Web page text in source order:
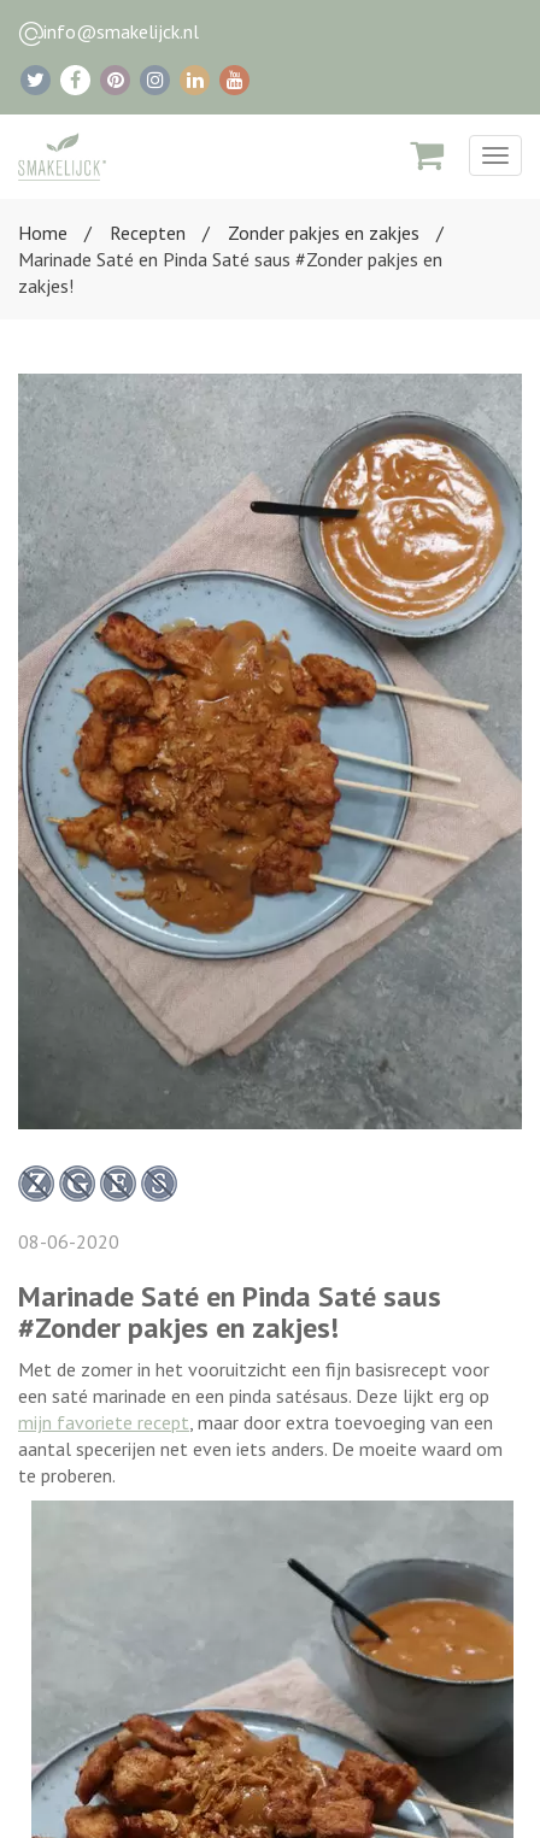
info@smakelijck.nl
Home
Recepten
Zonder pakjes en zakjes
Marinade Saté en Pinda Saté saus #Zonder pakjes en
zakjes!
08-06-2020
Marinade Saté en Pinda Saté saus
#Zonder pakjes en zakjes!
Met de zomer in het vooruitzicht een fijn basisrecept voor
een saté marinade en een pinda satésaus. Deze lijkt erg op
mijn favoriete recept , maar door extra toevoeging van een
aantal specerijen net even iets anders. De moeite waard om
te proberen.